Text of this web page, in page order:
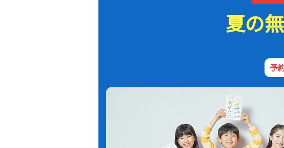
夏の
予